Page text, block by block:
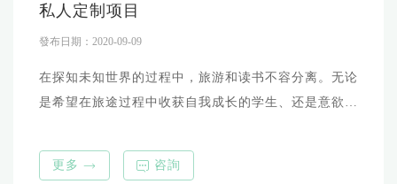
私人定制项目
發布日期：2020-09-09
在探知未知世界的过程中，旅游和读书不容分离。无论
是希望在旅途过程中收获自我成长的学生、还是意欲量
您的个性化需求。让您与志同道合的伙伴一起感悟文
明，深入思索，探寻知识与世界的外延与内涵。 以已有
更多 咨詢